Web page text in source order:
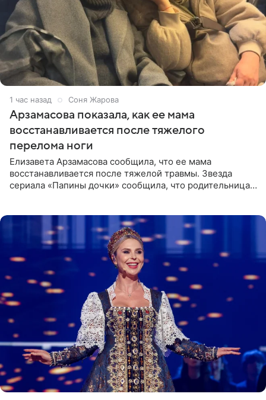
1 час назад Соня Жарова
Арзамасова показала, как ее мама
восстанавливается после тяжелого
перелома ноги
Елизавета Арзамасова сообщила, что ее мама
восстанавливается после тяжелой травмы. Звезда
сериала «Папины дочки» сообщила, что родительница